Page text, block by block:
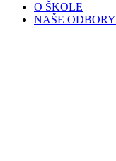
O ŠKOLE
NAŠE ODBORY